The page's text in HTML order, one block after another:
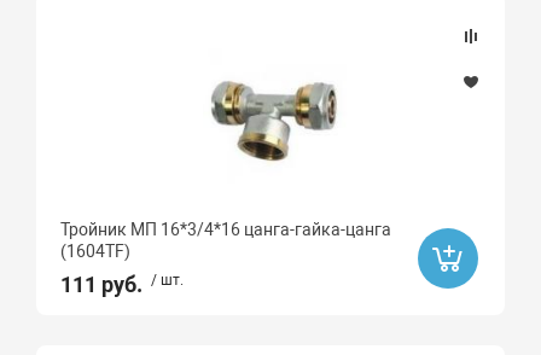
Тройник МП 16*3/4*16 цанга-гайка-цанга
(1604ТF)
111 руб. / шт.